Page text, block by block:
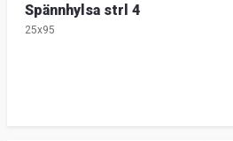
Spännhylsa strl 4
25x95